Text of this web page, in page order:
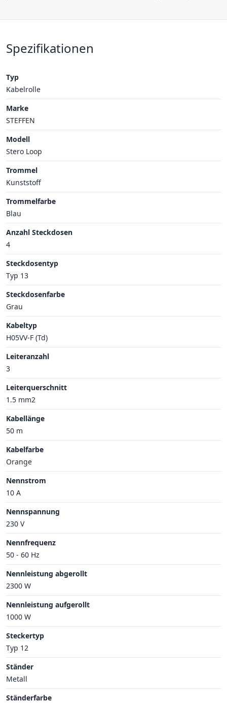
Spezifikationen
Typ
Kabelrolle
Marke
STEFFEN
Modell
Stero Loop
Trommel
Kunststoff
Trommelfarbe
Blau
Anzahl Steckdosen
4
Steckdosentyp
Typ 13
Steckdosenfarbe
Grau
Kabeltyp
H05VV-F (Td)
Leiteranzahl
3
Leiterquerschnitt
1.5 mm2
Kabellänge
50 m
Kabelfarbe
Orange
Nennstrom
10 A
Nennspannung
230 V
Nennfrequenz
50 - 60 Hz
Nennleistung abgerollt
2300 W
Nennleistung aufgerollt
1000 W
Steckertyp
Typ 12
Ständer
Metall
Ständerfarbe